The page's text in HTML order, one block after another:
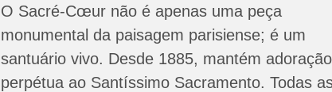
O Sacré-Cœur não é apenas uma peça
monumental da paisagem parisiense; é um
santuário vivo. Desde 1885, mantém adoração
perpétua ao Santíssimo Sacramento. Todas